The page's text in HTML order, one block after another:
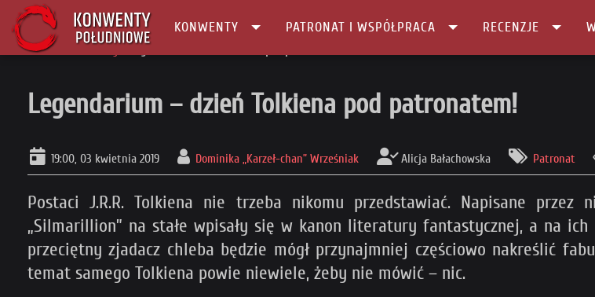
KONWENTY PATRONAT I WSPÓŁPRACA RECENZJE
Główna
Legendarium – dzień Tolkiena pod patronatem!
19:00, 03 kwietnia 2019 Dominika „Karzeł-chan” Wrześniak Alicja Bałachowska Patronat
Postaci J.R.R. Tolkiena nie trzeba nikomu przedstawiać. Napisane przez
„Silmarillion” na stałe wpisały się w kanon literatury fantastycznej, a na
przeciętny zjadacz chleba będzie mógł przynajmniej częściowo nakreślić
temat samego Tolkiena powie niewiele, żeby nie mówić – nic.